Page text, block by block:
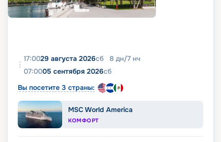
17:0029 августа 2026сб 8 дн/7 нч
07:0005 сентября 2026сб
Вы посетите 3 страны:
MSC World America
КОМФОРТ